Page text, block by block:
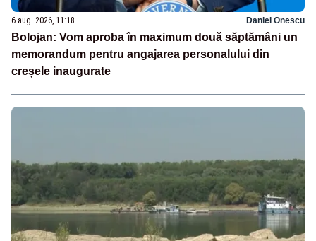
6 aug. 2026, 11:18 Daniel Onescu
Bolojan: Vom aproba în maximum două săptămâni un
memorandum pentru angajarea personalului din
creșele inaugurate